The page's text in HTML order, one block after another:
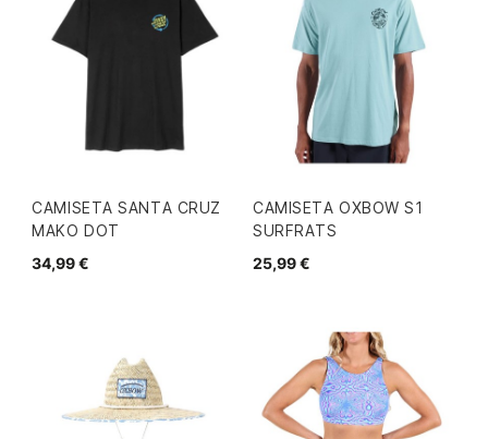
CAMISETA SANTA CRUZ
MAKO DOT
34,99 €
CAMISETA OXBOW S1
SURFRATS
25,99 €